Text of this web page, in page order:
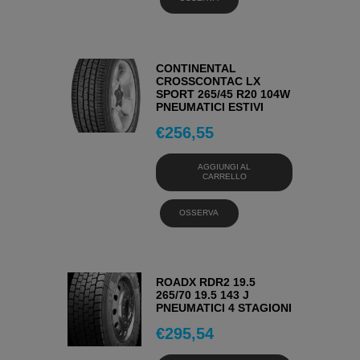
CONTINENTAL
CROSSCONTAC LX
SPORT 265/45 R20 104W
PNEUMATICI ESTIVI
€256,55
AGGIUNGI AL
CARRELLO
OSSERVA
ROADX RDR2 19.5
265/70 19.5 143 J
PNEUMATICI 4 STAGIONI
€295,54